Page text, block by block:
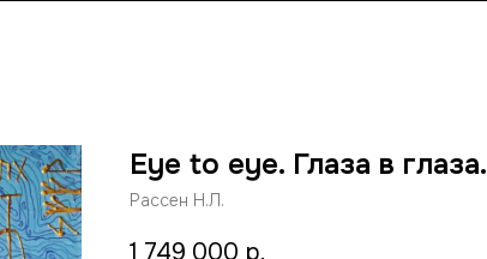
Eye to eye. Глаза в глаза.
Рассен Н.Л.
1 749 000 р.